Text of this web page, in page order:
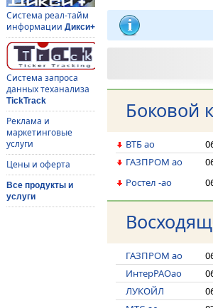
Система реал-тайм
информации Дикси+
Система запроса
данных теханализа
TickTrack
Реклама и
маркетинговые
услуги
Цены и оферта
Все продукты и
услуги
Боковой
ВТБ ао
ГАЗПРОМ ао
Ростел -ао
ГАЗПРОМ ао
ИнтерРАОао
ЛУКОЙЛ